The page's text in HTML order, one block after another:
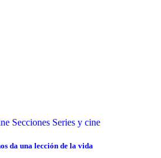
Secciones Series y cine
da una lección de la vida